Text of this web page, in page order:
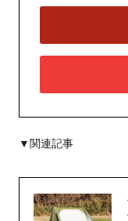
▼関連記事